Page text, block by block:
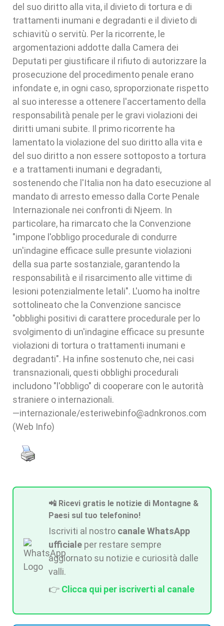
del suo diritto alla vita, il divieto di tortura e di
trattamenti inumani e degradanti e il divieto di
schiavitù o servitù. Per la ricorrente, le
argomentazioni addotte dalla Camera dei
Deputati per giustificare il rifiuto di autorizzare la
prosecuzione del procedimento penale erano
infondate e, in ogni caso, sproporzionate rispetto
al suo interesse a ottenere l'accertamento della
responsabilità penale per le gravi violazioni dei
diritti umani subite. Il primo ricorrente ha
lamentato la violazione del suo diritto alla vita e
del suo diritto a non essere sottoposto a tortura
e a trattamenti inumani e degradanti,
sostenendo che l'Italia non ha dato esecuzione al
mandato di arresto emesso dalla Corte Penale
Internazionale nei confronti di Njeem. In
particolare, ha rimarcato che la Convenzione
"impone l'obbligo procedurale di condurre
un'indagine efficace sulle presunte violazioni
della sua parte sostanziale, garantendo la
responsabilità e il risarcimento alle vittime di
lesioni potenzialmente letali". L'uomo ha inoltre
sottolineato che la Convenzione sancisce
"obblighi positivi di carattere procedurale per lo
svolgimento di un'indagine efficace su presunte
violazioni di tortura o trattamenti inumani e
degradanti". Ha infine sostenuto che, nei casi
transnazionali, questi obblighi procedurali
includono "l'obbligo" di cooperare con le autorità
straniere o internazionali.
—internazionale/esteriwebinfo@adnkronos.com
(Web Info)
📲 Ricevi gratis le notizie di Montagne &
Paesi sul tuo telefonino!
Iscriviti al nostro canale WhatsApp
ufficiale per restare sempre
aggiornato su notizie e curiosità dalle
valli.
👉 Clicca qui per iscriverti al canale